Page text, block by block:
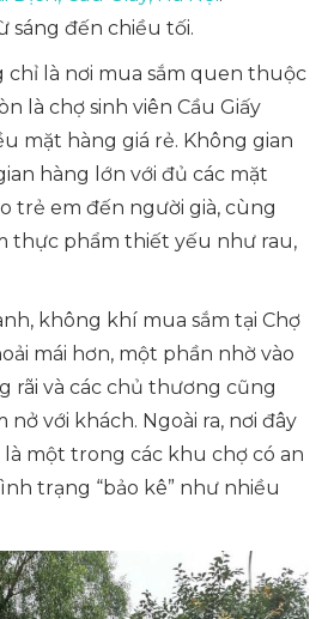
sáng đến chiều tối.
chỉ là nơi mua sắm quen thuộc
là chợ sinh viên Cầu Giấy
mặt hàng giá rẻ. Không gian
hàng lớn với đủ các mặt
trẻ em đến người già, cùng
thực phẩm thiết yếu như rau,
không khí mua sắm tại Chợ
mái hơn, một phần nhờ vào
rãi và các chủ thương cũng
nở với khách. Ngoài ra, nơi đây
một trong các khu chợ có an
trạng “bảo kê” như nhiều